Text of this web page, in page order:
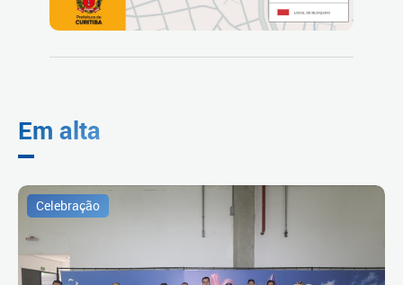
Em alta
Celebração